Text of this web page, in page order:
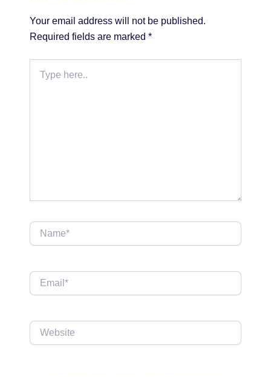
Your email address will not be published.
Required fields are marked *
here..
Name*
Email*
Website